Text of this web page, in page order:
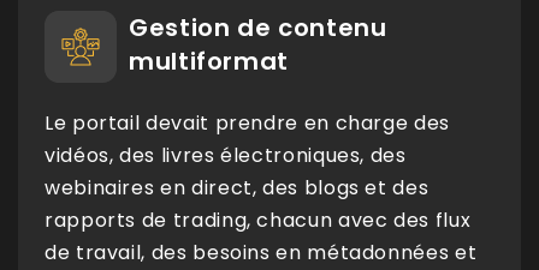
Gestion de contenu
multiformat
Le portail devait prendre en charge des
vidéos, des livres électroniques, des
webinaires en direct, des blogs et des
rapports de trading, chacun avec des flux
de travail, des besoins en métadonnées et